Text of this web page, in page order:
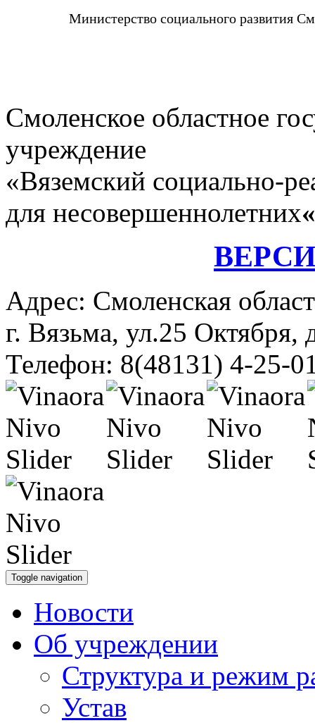
Министерство социального развития
Смоленское областное
учреждение
«Вяземский социально-
для несовершеннолетних
Адрес: Смоленская
г. Вязьма, ул.25 Октября,
Телефон: 8(48131) 4-25-
Toggle navigation
Новости
Об учреждении
Структура и режим
Устав